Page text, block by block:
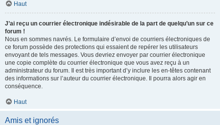
Haut
J’ai reçu un courrier électronique indésirable de la part de quelqu’un sur ce
forum !
Nous en sommes navrés. Le formulaire d’envoi de courriers électroniques de
ce forum possède des protections qui essaient de repérer les utilisateurs
envoyant de tels messages. Vous devriez envoyer par courrier électronique
une copie complète du courrier électronique que vous avez reçu à un
administrateur du forum. Il est très important d’y inclure les en-têtes contenant
des informations sur l’auteur du courrier électronique. Il pourra alors agir en
conséquence.
Haut
Amis et ignorés